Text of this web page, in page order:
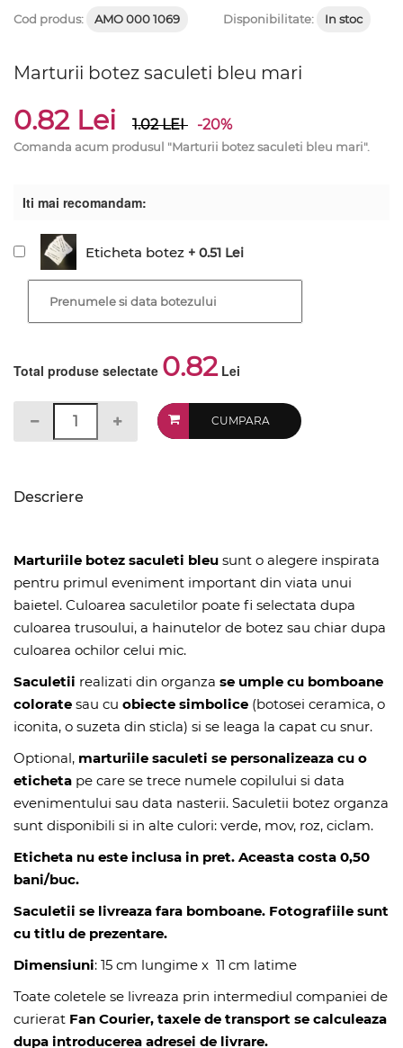
Cod produs: AMO 000 1069 Disponibilitate: In stoc
Marturii botez saculeti bleu mari
0.82 Lei 1.02LEI -20%
Comanda acum produsul "Marturii botez saculeti bleu mari".
Iti mai recomandam:
Eticheta botez + 0.51 Lei
Total produse selectate 0.82Lei
CUMPARA
Descriere
Marturiile botez saculeti bleu sunt o alegere inspirata
pentru primul eveniment important din viata unui
baietel. Culoarea saculetilor poate fi selectata dupa
culoarea trusoului, a hainutelor de botez sau chiar dupa
culoarea ochilor celui mic.
Saculetii realizati din organza se umple cu bomboane
colorate sau cu obiecte simbolice (botosei ceramica, o
iconita, o suzeta din sticla) si se leaga la capat cu snur.
Optional, marturiile saculeti se personalizeaza cu o
eticheta pe care se trece numele copilului si data
evenimentului sau data nasterii. Saculetii botez organza
sunt disponibili si in alte culori: verde, mov, roz, ciclam.
Eticheta nu este inclusa in pret. Aceasta costa 0,50
bani/buc.
Saculetii se livreaza fara bomboane. Fotografiile sunt
cu titlu de prezentare.
Dimensiuni: 15 cm lungime x 11 cm latime
Toate coletele se livreaza prin intermediul companiei de
curierat Fan Courier, taxele de transport se calculeaza
dupa introducerea adresei de livrare.